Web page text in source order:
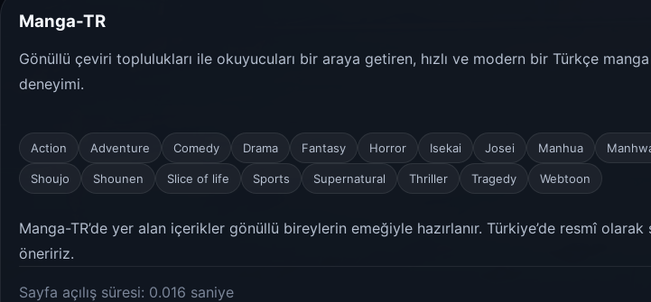
Manga-TR
Gönüllü çeviri toplulukları ile okuyucuları bir araya getiren, hızlı ve modern bir Türkçe manga
deneyimi.
Action Adventure Comedy Drama Fantasy Horror Isekai Josei Manhua
Shoujo Shounen Slice of life Sports Supernatural Thriller Tragedy Webtoon
Manga-TR’de yer alan içerikler gönüllü bireylerin emeğiyle hazırlanır. Türkiye’de resmî
öneririz.
Sayfa açılış süresi: 0.016 saniye